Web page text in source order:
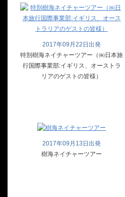
2017年09月22日出発
特別樹海ネイチャーツアー（㈱日本旅
行国際事業部:イギリス、オーストラ
リアのゲストの皆様）
2017年09月13日出発
樹海ネイチャーツアー